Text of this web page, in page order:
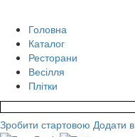
Головна
Каталог
Ресторани
Весілля
Плітки
Зробити стартовою Додати